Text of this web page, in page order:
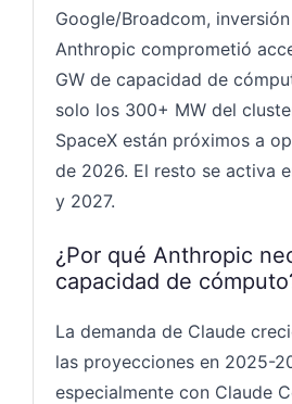
Google/Broadcom,
Anthropic comprometió
GW de capacidad de
solo los 300+ MW del
SpaceX están próximos a
de 2026. El resto se activa
y 2027.
¿Por qué Anthropic
capacidad de
La demanda de Claude
las proyecciones en 2025-
especialmente con Claude